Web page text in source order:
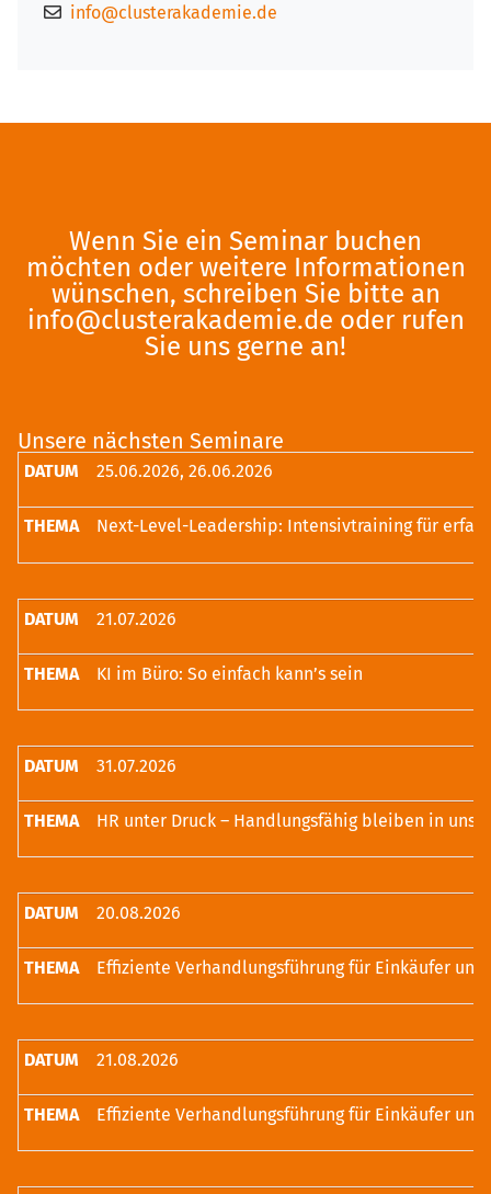
info@clusterakademie.de
Wenn Sie ein Seminar buchen
möchten oder weitere Informationen
wünschen, schreiben Sie bitte an
info@clusterakademie.de oder rufen
Sie uns gerne an!
Unsere nächsten Seminare
25.06.2026, 26.06.2026
21.07.2026
KI im Büro: So einfach kann’s sein
31.07.2026
20.08.2026
21.08.2026